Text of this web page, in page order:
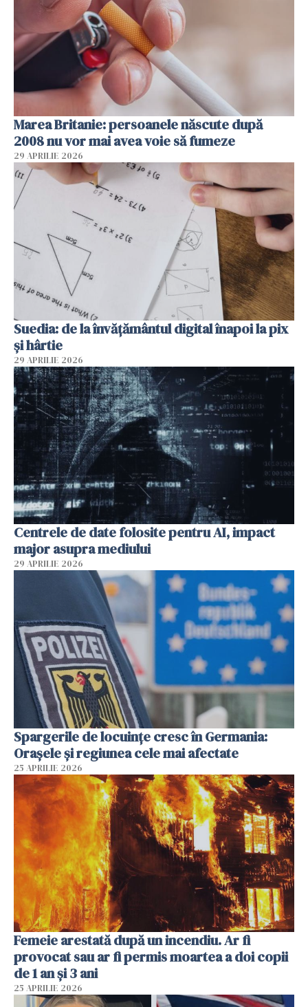
Marea Britanie: persoanele născute după
2008 nu vor mai avea voie să fumeze
29 APRILIE 2026
Suedia: de la învățământul digital înapoi la pix
și hârtie
29 APRILIE 2026
Centrele de date folosite pentru AI, impact
major asupra mediului
29 APRILIE 2026
Spargerile de locuințe cresc în Germania:
Orașele și regiunea cele mai afectate
25 APRILIE 2026
Femeie arestată după un incendiu. Ar fi
provocat sau ar fi permis moartea a doi copii
de 1 an și 3 ani
25 APRILIE 2026